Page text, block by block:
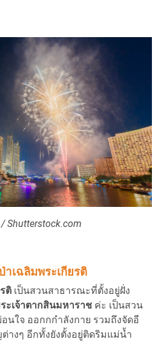
Shutterstock.com
าเฉลิมพระเกียรติ
ติ เป็นสวนสาธารณะที่ตั้งอยู่ฝั่ง
ะเจ้าตากสินมหาราช ค่ะ เป็นสวน
นใจ ออกกกำลังกาย รวมถึงจัดอี
างๆ อีกทั้งยังตั้งอยู่ติดริมแม่น้ำ